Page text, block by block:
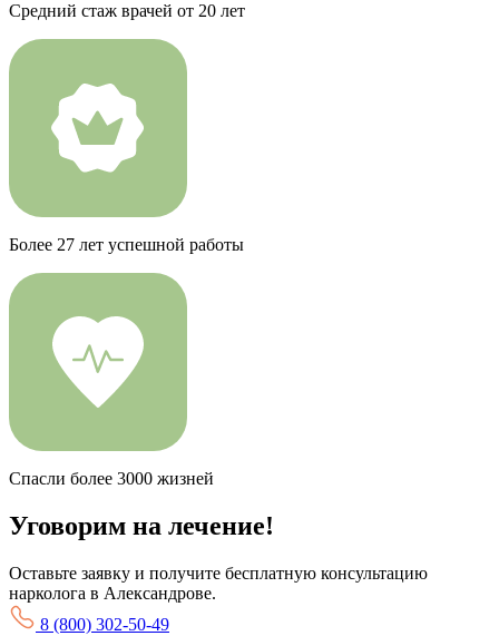
Средний стаж врачей от 20 лет
Более 27 лет успешной работы
Спасли более 3000 жизней
Уговорим на лечение!
Оставьте заявку и получите бесплатную консультацию
нарколога в Александрове.
8 (800) 302-50-49